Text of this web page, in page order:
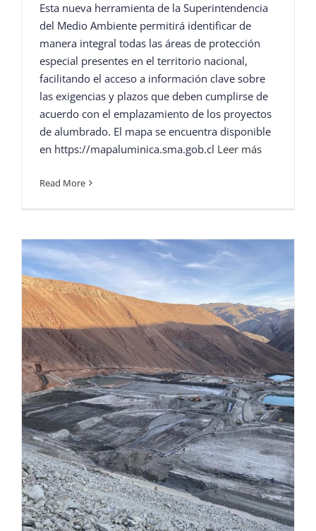
Esta nueva herramienta de la Superintendencia
del Medio Ambiente permitirá identificar de
manera integral todas las áreas de protección
especial presentes en el territorio nacional,
facilitando el acceso a información clave sobre
las exigencias y plazos que deben cumplirse de
acuerdo con el emplazamiento de los proyectos
de alumbrado. El mapa se encuentra disponible
en https://mapaluminica.sma.gob.cl Leer más
Read More